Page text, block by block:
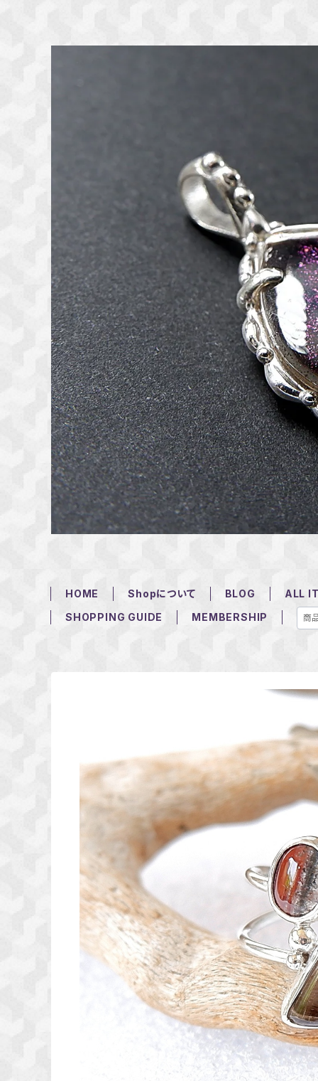
HOME Shopについて BLOG
ALL
SHOPPING GUIDE
MEMBERSHIP